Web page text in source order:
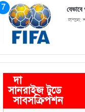
লন্ডন:
দা
সানরাইজ টুডে
সাবসক্রিপশন